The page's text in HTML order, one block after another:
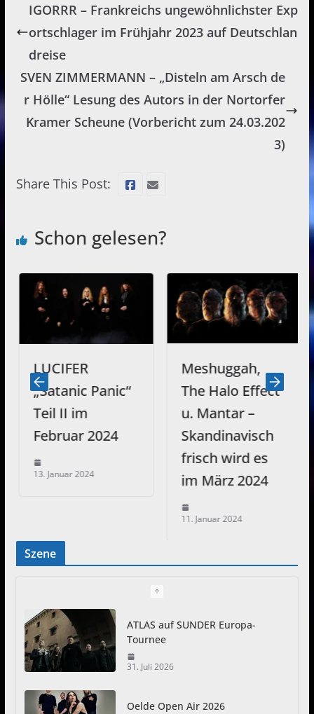
IGORRR – Frankreichs ungewöhnlichster Exp
ortschlager im Frühjahr 2023 auf Deutschlan
dreise
SVEN ZIMMERMANN – „Disteln am Arsch de
r Hölle“ Lesung des Autors in der Nortorfer
Kramer Scheune (Vorbericht zum 24.03.202
3)
Share This Post:
Schon gelesen?
LUCIFER
„Satanic Panic“
Teil II im
Februar 2024
13. Januar 2024
Meshuggah,
The Halo Effect
u. Mantar –
Skandinavisch
frisch wird es
im März 2024
11. Januar 2024
Szene
Tournee
31. Juli 2026